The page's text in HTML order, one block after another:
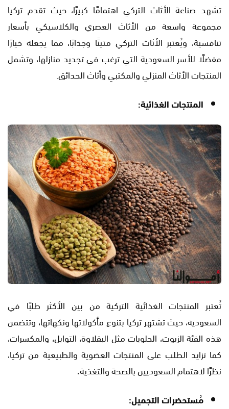
تشهد صناعة الأثاث التركي اهتمامًا كبيرًا، حيث تقدم تركيا
مجموعة واسعة من الأثاث العصري والكلاسيكي بأسعار
تنافسية، ويُعتبر الأثاث التركي متينًا وجذابًا، مما يجعله خيارًا
مفضلًا للأسر السعودية التي ترغب في تجديد منازلها، وتشمل
المنتجات الأثاث المنزلي والمكتبي وأثاث الحدائق.
المنتجات الغذائية:
تُعتبر المنتجات الغذائية التركية من بين الأكثر طلبًا في
السعودية، حيث تشتهر تركيا بتنوع مأكولاتها ونكهاتها، وتتضمن
هذه الفئة الزيوت، الحلويات مثل البقلاوة، التوابل، والمكسرات،
كما تزايد الطلب على المنتجات العضوية والطبيعية من تركيا،
نظرًا لاهتمام السعوديين بالصحة والتغذية.
مُستحضرات التجميل: